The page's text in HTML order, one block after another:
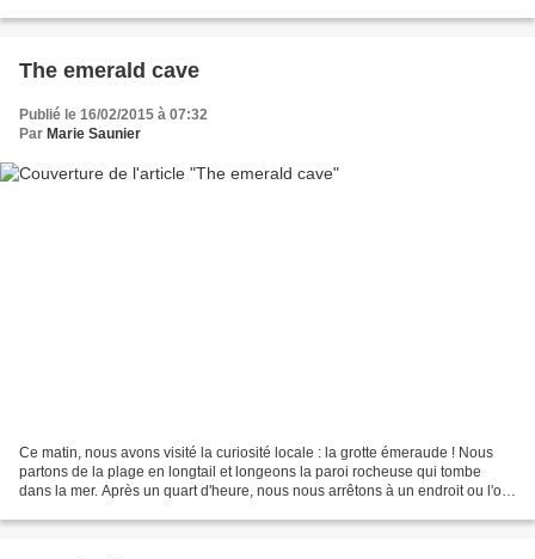
The emerald cave
Publié le 16/02/2015 à 07:32
Par Marie Saunier
Ce matin, nous avons visité la curiosité locale : la grotte émeraude ! Nous
partons de la plage en longtail et longeons la paroi rocheuse qui tombe
dans la mer. Après un quart d'heure, nous nous arrêtons à un endroit ou l'on